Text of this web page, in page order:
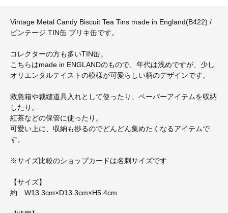
Vintage Metal Candy Biscuit Tea Tins made in England(B422) /
ビンテージ TIN缶 ブリキ缶です。
コレクターの方も多いTIN缶。
こちらはmade in ENGLANDのもので、年代は浅めですが、少し
オリエンタルテイストの模様が可愛らしい柄のデザインです。
救急箱や裁縫道具入れとして使ったり、ペーパーアイテムを収納
したり。
紅茶などの保管に使ったり。
可愛い上に、収納も捗るのでどんどん集めたくなるアイテムで
す。
※サイズ比較のショップカードは名刺サイズです
【サイズ】
約 W13.3cm×D13.3cm×H5.4cm